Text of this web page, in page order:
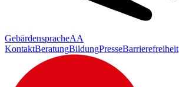
GebärdenspracheAA
KontaktBeratungBildungPresseBarrierefreiheit